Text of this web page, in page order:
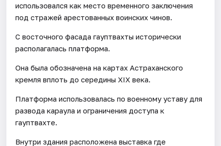
использовался как место временного заключения
под стражей арестованных воинских чинов.
С восточного фасада гауптвахты исторически
располагалась платформа.
Она была обозначена на картах Астраханского
кремля вплоть до середины XIX века.
Платформа использовалась по военному уставу для
развода караула и ограничения доступа к
гауптвахте.
Внутри здания расположена выставка где